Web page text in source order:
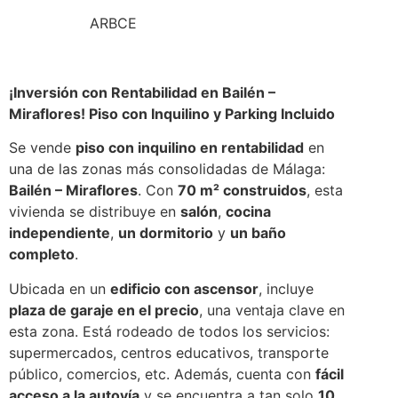
ARBCE
¡Inversión con Rentabilidad en Bailén –
Miraflores! Piso con Inquilino y Parking Incluido
Se vende piso con inquilino en rentabilidad en
una de las zonas más consolidadas de Málaga:
Bailén – Miraflores. Con 70 m² construidos, esta
vivienda se distribuye en salón, cocina
independiente, un dormitorio y un baño
completo.
Ubicada en un edificio con ascensor, incluye
plaza de garaje en el precio, una ventaja clave en
esta zona. Está rodeado de todos los servicios:
supermercados, centros educativos, transporte
público, comercios, etc. Además, cuenta con fácil